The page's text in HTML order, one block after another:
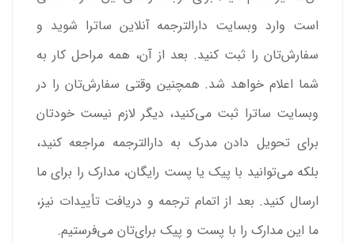
است وارد وبسایت دارالترجمه آنلاین ساترا شوید و
سفارش‌تان را ثبت کنید. بعد از آن، همه مراحل کار به
شما اعلام خواهد شد. همچنین وقتی سفارش‌تان را در
وبسایت ساترا ثبت می‌کنید، دیگر لازم نیست خودتان
برای تحویل دادن مدرک به دارالترجمه مراجعه کنید،
بلکه می‌توانید با پیک یا پست رایگان، مدارک را برای ما
ارسال کنید. بعد از اتمام ترجمه و دریافت تأییدات نیز،
ما این مدارک را با پست و پیک برای‌تان می‌فرستیم.